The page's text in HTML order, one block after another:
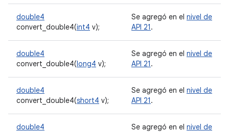
double4
convert_double4(int4 v);
Se agregó en el nivel de
API 21.
double4
convert_double4(long4 v);
Se agregó en el nivel de
API 21.
double4
convert_double4(short4 v);
Se agregó en el nivel de
API 21.
double4
Se agregó en el nivel de